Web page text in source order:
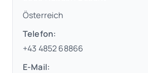
Österreich
Telefon:
+43 4852 68866
E-Mail: